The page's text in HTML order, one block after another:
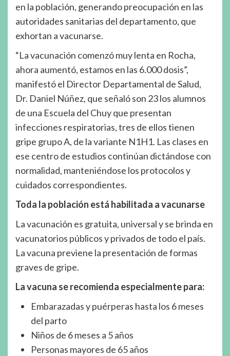
en la población, generando preocupación en las
autoridades sanitarias del departamento, que
exhortan a vacunarse.
“La vacunación comenzó muy lenta en Rocha,
ahora aumentó, estamos en las 6.000 dosis”,
manifestó el Director Departamental de Salud,
Dr. Daniel Núñez, que señaló son 23 los alumnos
de una Escuela del Chuy que presentan
infecciones respiratorias, tres de ellos tienen
gripe grupo A, de la variante N1H1. Las clases en
ese centro de estudios continúan dictándose con
normalidad, manteniéndose los protocolos y
cuidados correspondientes.
Toda la población está habilitada a vacunarse
La vacunación es gratuita, universal y se brinda en
vacunatorios públicos y privados de todo el país.
La vacuna previene la presentación de formas
graves de gripe.
La vacuna se recomienda especialmente para:
Embarazadas y puérperas hasta los 6 meses
del parto
Niños de 6 meses a 5 años
Personas mayores de 65 años